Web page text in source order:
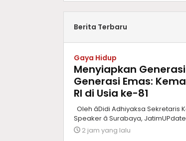
Berita Terbaru
Gaya Hidup
Menyiapkan
Generasi Emas:
RI di Usia ke-81
Oleh âDidi Adhiyaksa
Speaker â Surabaya,
2 jam yang lalu